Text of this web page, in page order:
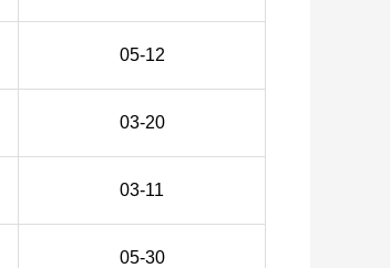
05-12
03-20
03-11
05-30